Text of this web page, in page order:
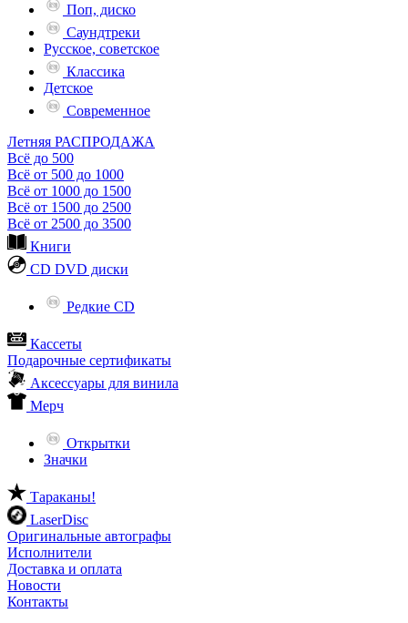
Поп, диско
Саундтреки
Русское, советское
Классика
Детское
Современное
Летняя РАСПРОДАЖА
Всё до 500
Всё от 500 до 1000
Всё от 1000 до 1500
Всё от 1500 до 2500
Всё от 2500 до 3500
Книги
CD DVD диски
Редкие CD
Кассеты
Подарочные сертификаты
Аксессуары для винила
Мерч
Открытки
Значки
Тараканы!
LaserDisc
Оригинальные автографы
Исполнители
Доставка и оплата
Новости
Контакты